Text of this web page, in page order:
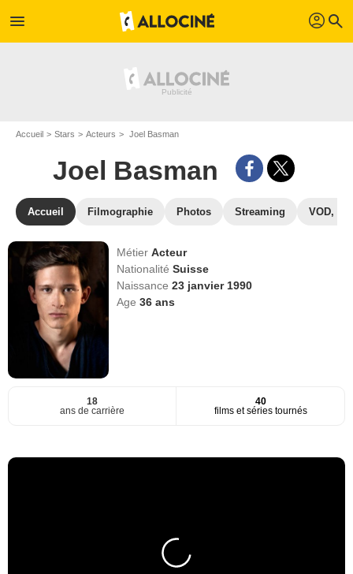
menu profil search
Accueil Stars Acteurs Joel Basman
Joel Basman
Accueil Filmographie Photos Streaming VOD,
MétierActeur
NationalitéSuisse
Naissance23 janvier 1990
Age36 ans
18
ans de carrière
40
films et séries tournés